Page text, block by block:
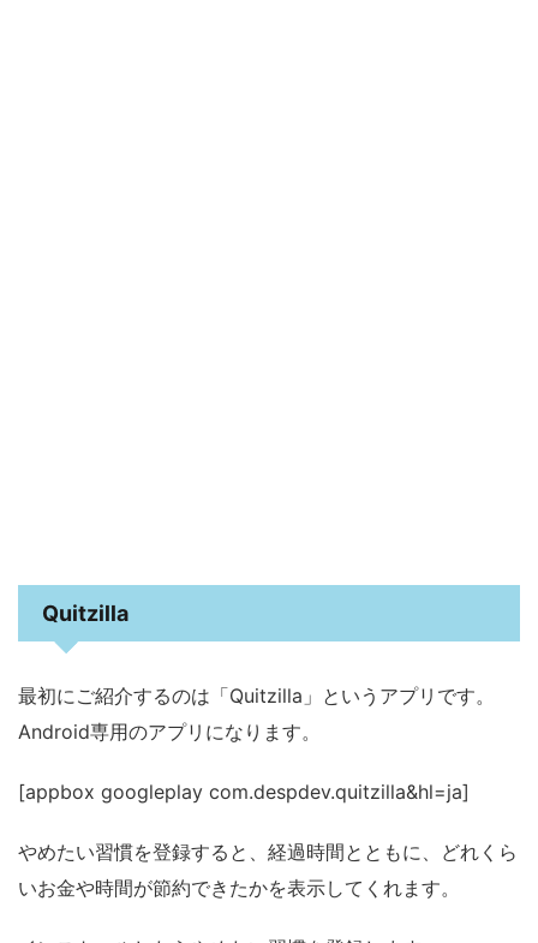
Quitzilla
最初にご紹介するのは「Quitzilla」というアプリです。
Android専用のアプリになります。
[appbox googleplay com.despdev.quitzilla&hl=ja]
やめたい習慣を登録すると、経過時間とともに、どれくら
いお金や時間が節約できたかを表示してくれます。